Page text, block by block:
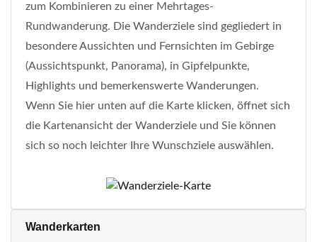
zum Kombinieren zu einer Mehrtages-
Rundwanderung. Die Wanderziele sind gegliedert in
besondere Aussichten und Fernsichten im Gebirge
(Aussichtspunkt, Panorama), in Gipfelpunkte,
Highlights und bemerkenswerte Wanderungen.
Wenn Sie hier unten auf die Karte klicken, öffnet sich
die Kartenansicht der Wanderziele und Sie können
sich so noch leichter Ihre Wunschziele auswählen.
Wanderkarten